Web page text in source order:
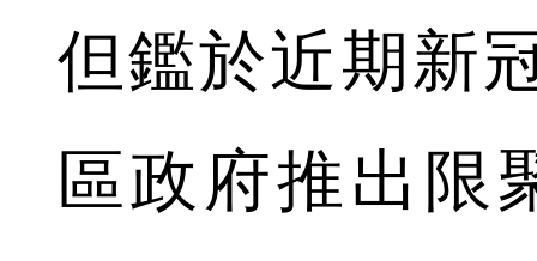
但鑑於近期新
區政府推出限